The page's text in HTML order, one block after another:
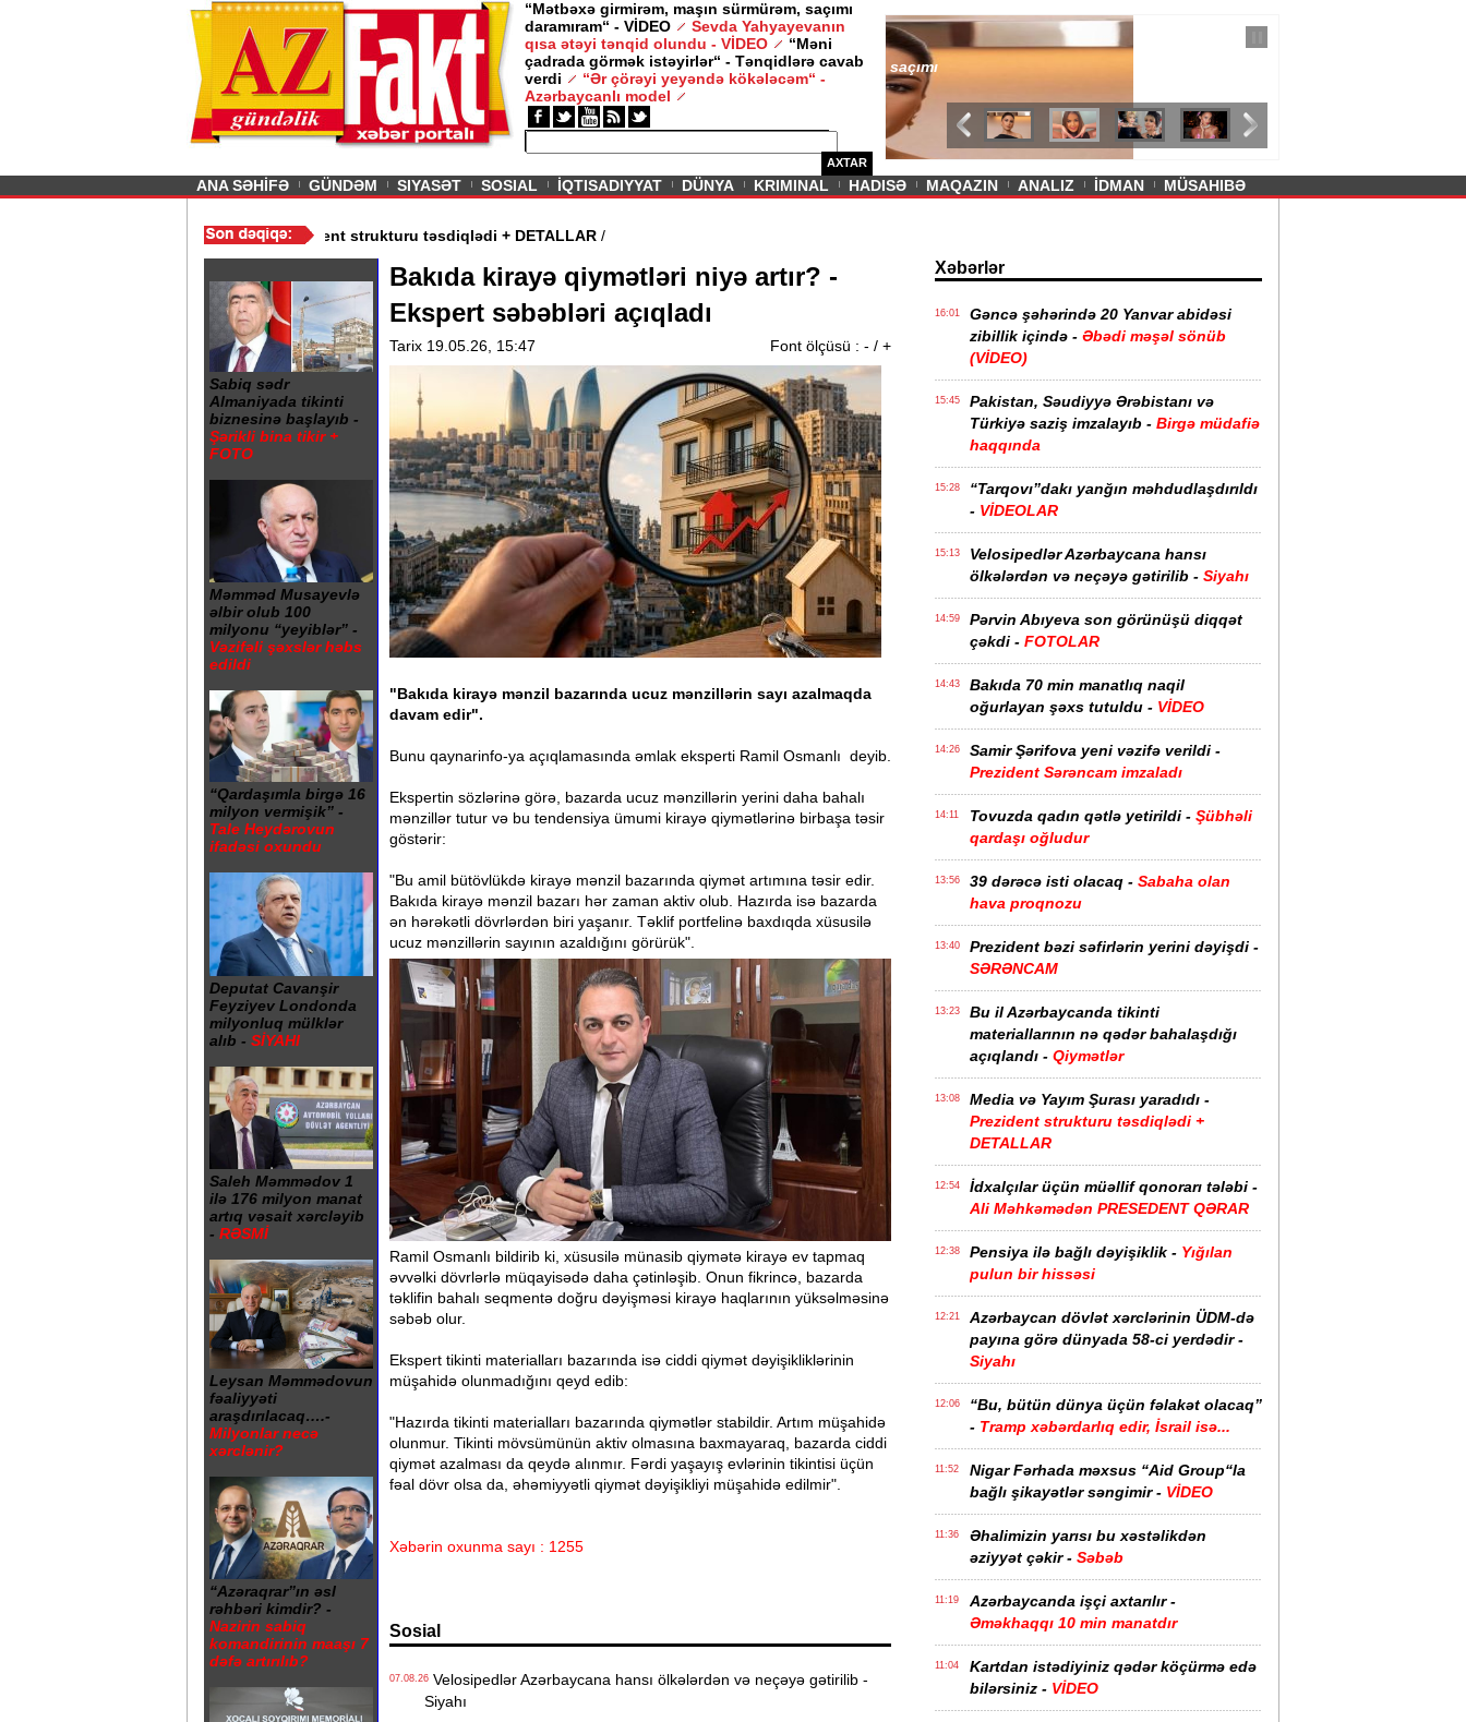
“Mətbəxə girmirəm, maşın sürmürəm, saçımı
daramıram“ - VİDEO
Sevda Yahyayevanın
qısa ətəyi tənqid olundu - VİDEO
“Məni
çadrada görmək istəyirlər“ - Tənqidlərə cavab
verdi
“Ər çörəyi yeyəndə kökələcəm“ -
Azərbaycanlı model
AXTAR
/ MAQAZIN /
— 11 İyul 2026
Sevda Yahyayevanın qısa ətəyi tənqid olundu -
VİDEO
Previous
ANA SƏHİFƏ GÜNDƏM SIYASƏT SOSIAL İQTISADIYYAT DÜNYA KRIMINAL HADISƏ MAQAZIN ANALIZ İDMAN MÜSAHIBƏ
Media və Yayım Şurası yaradıdı - Prezident strukturu təsdiqlədi + DETALLAR
Sabiq sədr
Almaniyada tikinti
biznesinə başlayıb -
Şərikli bina tikir +
FOTO
Məmməd Musayevlə
əlbir olub 100
milyonu “yeyiblər” -
Vəzifəli şəxslər həbs
edildi
“Qardaşımla birgə 16
milyon vermişik” -
Tale Heydərovun
ifadəsi oxundu
Deputat Cavanşir
Feyziyev Londonda
milyonluq mülklər
alıb - SİYAHI
Saleh Məmmədov 1
ilə 176 milyon manat
artıq vəsait xərcləyib
- RƏSMİ
Leysan Məmmədovun
fəaliyyəti
araşdırılacaq….-
Milyonlar necə
xərclənir?
“Azəraqrar”ın əsl
rəhbəri kimdir? -
Nazirin sabiq
komandirinin maaşı 7
dəfə artırılıb?
Bakıda kirayə qiymətləri niyə artır? -
Ekspert səbəbləri açıqladı
Tarix 19.05.26, 15:47 Font ölçüsü : - / +
"Bakıda kirayə mənzil bazarında ucuz mənzillərin sayı azalmaqda
davam edir".
Bunu qaynarinfo-ya açıqlamasında əmlak eksperti Ramil Osmanlı deyib.
Ekspertin sözlərinə görə, bazarda ucuz mənzillərin yerini daha bahalı
mənzillər tutur və bu tendensiya ümumi kirayə qiymətlərinə birbaşa təsir
göstərir:
"Bu amil bütövlükdə kirayə mənzil bazarında qiymət artımına təsir edir.
Bakıda kirayə mənzil bazarı hər zaman aktiv olub. Hazırda isə bazarda
ən hərəkətli dövrlərdən biri yaşanır. Təklif portfelinə baxdıqda xüsusilə
ucuz mənzillərin sayının azaldığını görürük".
Ramil Osmanlı bildirib ki, xüsusilə münasib qiymətə kirayə ev tapmaq
əvvəlki dövrlərlə müqayisədə daha çətinləşib. Onun fikrincə, bazarda
təklifin bahalı seqmentə doğru dəyişməsi kirayə haqlarının yüksəlməsinə
səbəb olur.
Ekspert tikinti materialları bazarında isə ciddi qiymət dəyişikliklərinin
müşahidə olunmadığını qeyd edib:
"Hazırda tikinti materialları bazarında qiymətlər stabildir. Artım müşahidə
olunmur. Tikinti mövsümünün aktiv olmasına baxmayaraq, bazarda ciddi
qiymət azalması da qeydə alınmır. Fərdi yaşayış evlərinin tikintisi üçün
fəal dövr olsa da, əhəmiyyətli qiymət dəyişikliyi müşahidə edilmir".
Xəbərin oxunma sayı : 1255
Sosial
07.08.26Velosipedlər Azərbaycana hansı ölkələrdən və neçəyə gətirilib -
Siyahı
Xəbərlər
16:01
Gəncə şəhərində 20 Yanvar abidəsi
zibillik içində - Əbədi məşəl sönüb
(VİDEO)
15:45
Pakistan, Səudiyyə Ərəbistanı və
Türkiyə saziş imzalayıb - Birgə müdafiə
haqqında
15:28
“Tarqovı”dakı yanğın məhdudlaşdırıldı
- VİDEOLAR
15:13
Velosipedlər Azərbaycana hansı
ölkələrdən və neçəyə gətirilib - Siyahı
14:59
Pərvin Abıyeva son görünüşü diqqət
çəkdi - FOTOLAR
14:43
Bakıda 70 min manatlıq naqil
oğurlayan şəxs tutuldu - VİDEO
14:26
Samir Şərifova yeni vəzifə verildi -
Prezident Sərəncam imzaladı
14:11 Tovuzda qadın qətlə yetirildi - Şübhəli
qardaşı oğludur
13:56 39 dərəcə isti olacaq - Sabaha olan
hava proqnozu
13:40
Prezident bəzi səfirlərin yerini dəyişdi -
SƏRƏNCAM
13:23
Bu il Azərbaycanda tikinti
materiallarının nə qədər bahalaşdığı
açıqlandı - Qiymətlər
13:08
Media və Yayım Şurası yaradıdı -
Prezident strukturu təsdiqlədi +
DETALLAR
12:54
İdxalçılar üçün müəllif qonorarı tələbi -
Ali Məhkəmədən PRESEDENT QƏRAR
12:38 Pensiya ilə bağlı dəyişiklik - Yığılan
pulun bir hissəsi
12:21
Azərbaycan dövlət xərclərinin ÜDM-də
payına görə dünyada 58-ci yerdədir -
Siyahı
12:06
“Bu, bütün dünya üçün fəlakət olacaq”
- Tramp xəbərdarlıq edir, İsrail isə...
11:52
Nigar Fərhada məxsus “Aid Group“la
bağlı şikayətlər səngimir - VİDEO
11:36
Əhalimizin yarısı bu xəstəlikdən
əziyyət çəkir - Səbəb
11:19
Azərbaycanda işçi axtarılır -
Əməkhaqqı 10 min manatdır
11:04
Kartdan istədiyiniz qədər köçürmə edə
bilərsiniz - VİDEO